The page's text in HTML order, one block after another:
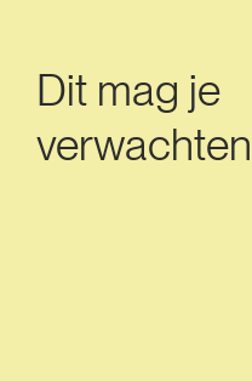
Dit mag je
verwachten